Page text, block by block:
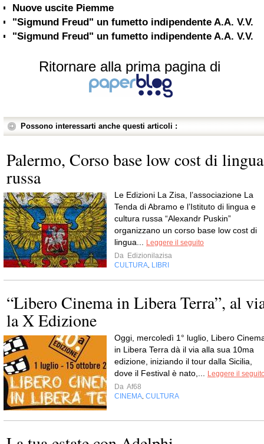
Nuove uscite Piemme
"Sigmund Freud" un fumetto indipendente A.A. V.V.
"Sigmund Freud" un fumetto indipendente A.A. V.V.
Ritornare alla prima pagina di
Possono interessarti anche questi articoli :
Palermo, Corso base low cost di lingua
russa
Le Edizioni La Zisa, l’associazione La
Tenda di Abramo e l’Istituto di lingua e
cultura russa “Alexandr Puskin”
organizzano un corso base low cost di
lingua...
Leggere il seguito
Da Edizionilazisa
CULTURA LIBRI
“Libero Cinema in Libera Terra”, al
la X Edizione
Oggi, mercoledì 1° luglio, Libero
in Libera Terra dà il via alla sua 10ma
edizione, iniziando il tour dalla Sicilia,
dove il Festival è nato,...
Leggere il
Da Af68
CINEMA CULTURA